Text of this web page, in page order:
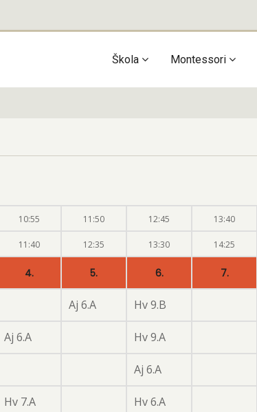
Main
navigation
Škola Montessori
10:55 11:50 12:45 13:40
11:40 12:35 13:30 14:25
4. 5. 6. 7.
Aj 6.A Hv 9.B
Aj 6.A Hv 9.A
Aj 6.A
Hv 7.A Hv 6.A